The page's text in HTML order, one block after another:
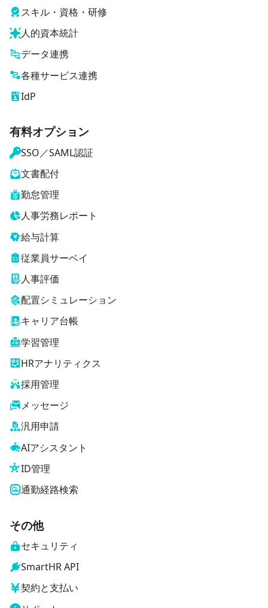
スキル・資格・研修
人的資本統計
データ連携
各種サービス連携
IdP
有料オプション
SSO／SAML認証
文書配付
勤怠管理
人事労務レポート
給与計算
従業員サーベイ
人事評価
配置シミュレーション
キャリア台帳
学習管理
HRアナリティクス
採用管理
メッセージ
汎用申請
AIアシスタント
ID管理
通勤経路検索
その他
セキュリティ
SmartHR API
契約と支払い